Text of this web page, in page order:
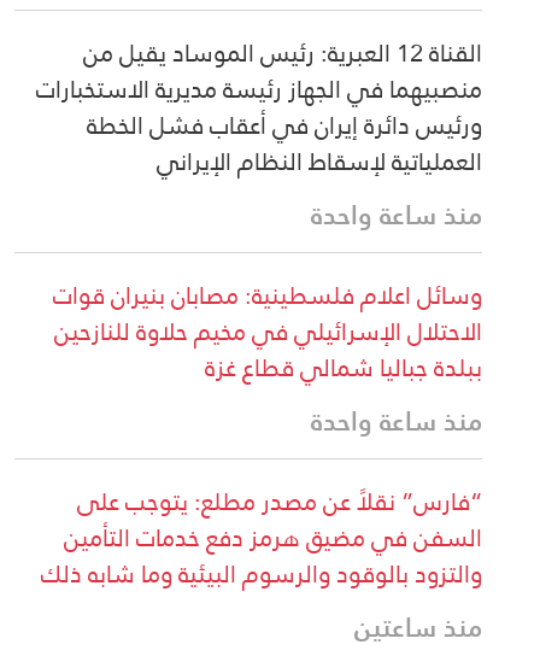
القناة 12 العبرية: رئيس الموساد يقيل من
منصبيهما في الجهاز رئيسة مديرية الاستخبارات
ورئيس دائرة إيران في أعقاب فشل الخطة
العملياتية لإسقاط النظام الإيراني
منذ ساعة واحدة
وسائل اعلام فلسطينية: مصابان بنيران قوات
الاحتلال الإسرائيلي في مخيم حلاوة للنازحين
ببلدة جباليا شمالي قطاع غزة
منذ ساعة واحدة
“فارس” نقلاً عن مصدر مطلع: يتوجب على
السفن في مضيق هرمز دفع خدمات التأمين
والتزود بالوقود والرسوم البيئية وما شابه ذلك
منذ ساعتين